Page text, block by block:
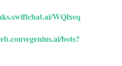
WQlxeq
bots?